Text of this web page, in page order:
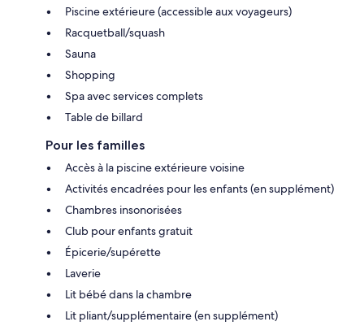
Piscine extérieure (accessible aux voyageurs)
Racquetball/squash
Sauna
Shopping
Spa avec services complets
Table de billard
Pour les familles
Accès à la piscine extérieure voisine
Activités encadrées pour les enfants (en supplément)
Chambres insonorisées
Club pour enfants gratuit
Épicerie/supérette
Laverie
Lit bébé dans la chambre
Lit pliant/supplémentaire (en supplément)